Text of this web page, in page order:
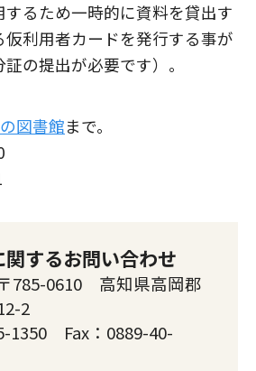
するため一時的に資料を貸出す
仮利用者カードを発行する事が
の提出が必要です）。
図書館まで。
関するお問い合わせ
785-0610 高知県高岡郡
2
1350 Fax：0889-40-